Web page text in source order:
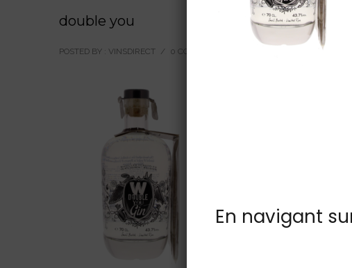
double you
POSTED BY : VINSDIRECT / 0 COMMENTS
En navigant